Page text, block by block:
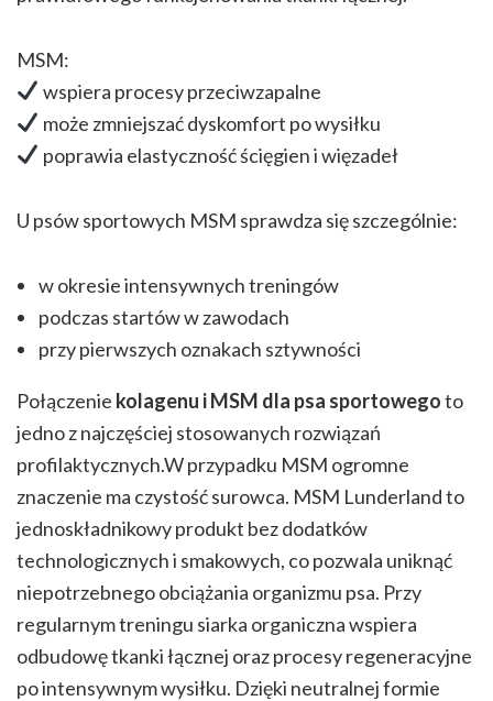
MSM:
wspiera procesy przeciwzapalne
może zmniejszać dyskomfort po wysiłku
poprawia elastyczność ścięgien i więzadeł
U psów sportowych MSM sprawdza się szczególnie:
w okresie intensywnych treningów
podczas startów w zawodach
przy pierwszych oznakach sztywności
Połączenie kolagenu i MSM dla psa sportowegoto
jedno z najczęściej stosowanych rozwiązań
profilaktycznych.W przypadku MSM ogromne
znaczenie ma czystość surowca. MSM Lunderland to
jednoskładnikowy produkt bez dodatków
technologicznych i smakowych, co pozwala uniknąć
niepotrzebnego obciążania organizmu psa. Przy
regularnym treningu siarka organiczna wspiera
odbudowę tkanki łącznej oraz procesy regeneracyjne
po intensywnym wysiłku. Dzięki neutralnej formie